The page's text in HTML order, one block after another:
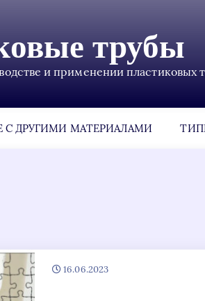
трубы
и применении пластиковых
С ДРУГИМИ МАТЕРИАЛАМИ
16.06.2023